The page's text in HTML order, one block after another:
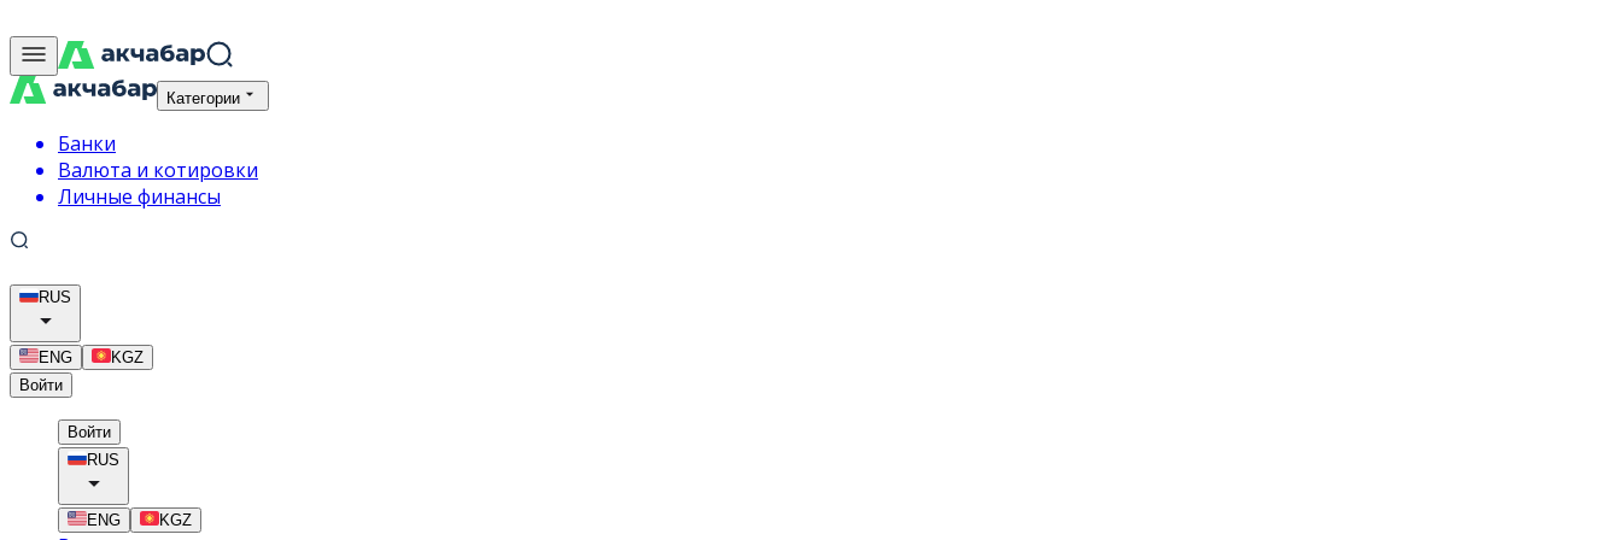
Категории
Банки
Валюта и котировки
Личные финансы
RUS
ENG
KGZ
Войти
Войти
RUS
ENG KGZ